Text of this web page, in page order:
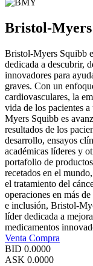
Bristol-Myers
Bristol-Myers Squibb
dedicada a descubrir,
innovadores para
graves. Con un
cardiovasculares, la
vida de los pacientes
Myers Squibb es
resultados de los
desarrollo, ensayos
académicas líderes y
portafolio de
recetados en el
el tratamiento del
operaciones en más
e inclusión, Bristol-
líder dedicada a
medicamentos
Venta Compra
BID 0.0000
ASK 0.0000